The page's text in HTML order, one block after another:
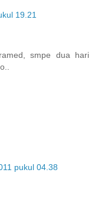
19.21
smpe dua hari
pukul 04.38